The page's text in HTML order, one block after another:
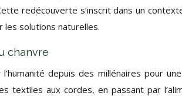
redécouverte s’inscrit dans un
les solutions naturelles.
chanvre
depuis des millénaires pour
textiles aux cordes, en passant par